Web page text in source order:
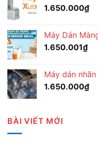
1.650.000₫
Máy Dán
1.650.001₫
Máy dán
1.650.000₫
BÀI VIẾT MỚI